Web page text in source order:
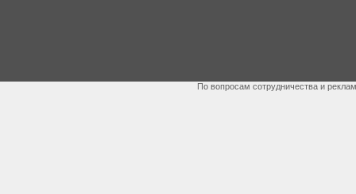
По вопросам сотрудничества и